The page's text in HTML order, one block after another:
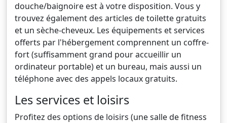
douche/baignoire est à votre disposition. Vous y
trouvez également des articles de toilette gratuits
et un sèche-cheveux. Les équipements et services
offerts par l'hébergement comprennent un coffre-
fort (suffisamment grand pour accueillir un
ordinateur portable) et un bureau, mais aussi un
téléphone avec des appels locaux gratuits.
Les services et loisirs
Profitez des options de loisirs (une salle de fitness